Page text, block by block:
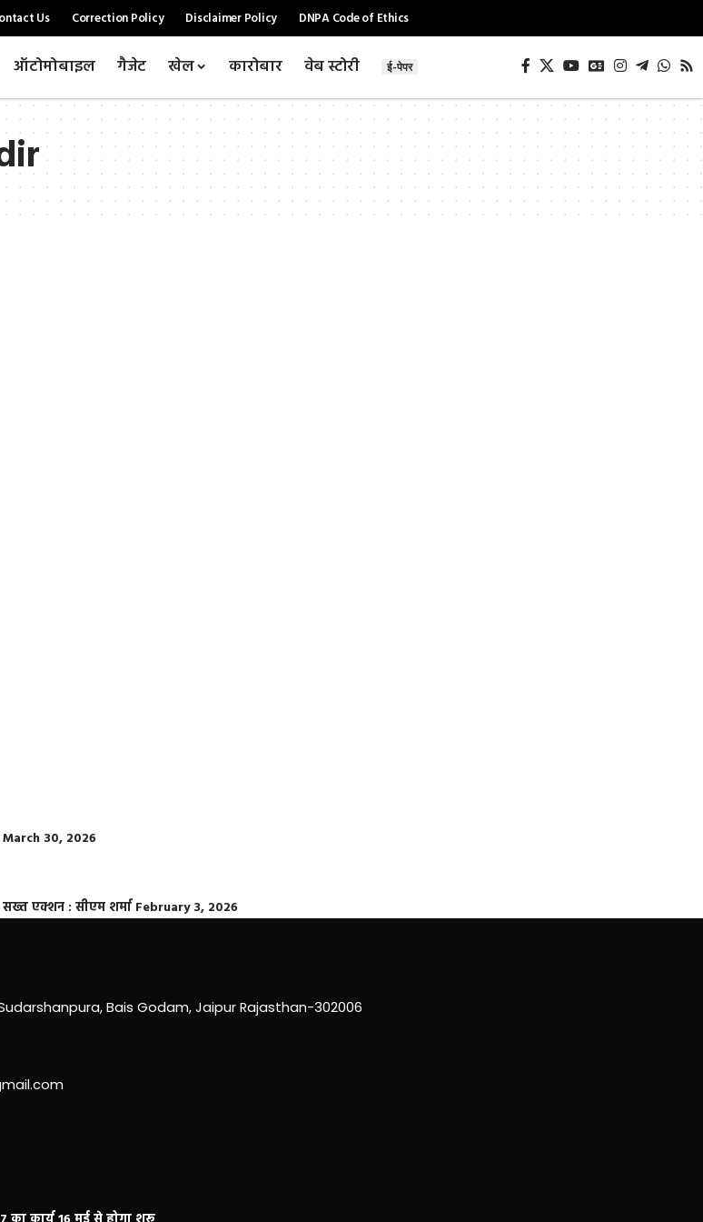
Us Correction Policy Disclaimer Policy DNPA Code of Ethics
ऑटोमोबाइल गैजेट खेल कारोबार वेब स्टोरी ई-पेपर
March 30, 2026
सख्त एक्शन : सीएम शर्मा February 3, 2026
Bais Godam, Jaipur Rajasthan-302006